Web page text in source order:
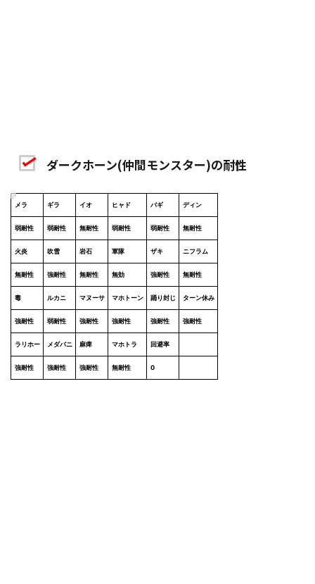
ダークホーン(仲間モンスター)の耐性
メラ ギラ イオ ヒャド バギ ディン
弱耐性 弱耐性 無耐性 弱耐性 弱耐性 無耐性
火炎 吹雪 岩石 軍隊 ザキ ニフラム
無耐性 強耐性 無耐性 無効 強耐性 無耐性
毒 ルカニ マヌーサ マホトーン 踊り封じ ターン休み
強耐性 弱耐性 強耐性 強耐性 強耐性 強耐性
ラリホー メダパニ 麻痺 マホトラ 回避率
強耐性 強耐性 強耐性 無耐性 0